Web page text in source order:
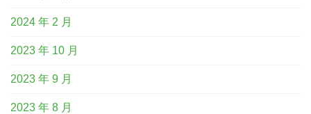
2024 年 2 月
2023 年 10 月
2023 年 9 月
2023 年 8 月